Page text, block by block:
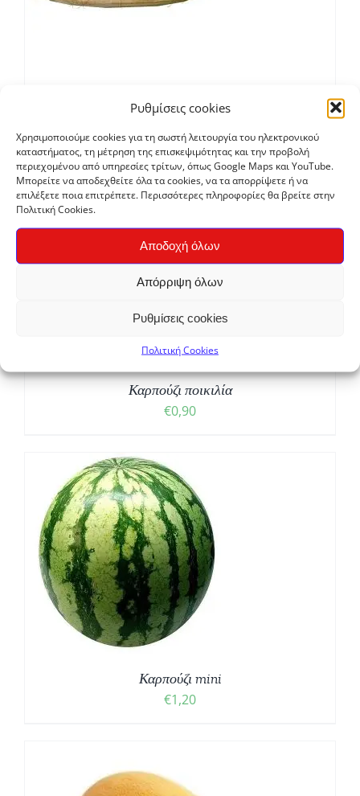
Ρυθμίσεις cookies
Χρησιμοποιούμε cookies για τη σωστή λειτουργία του ηλεκτρονικού
καταστήματος, τη μέτρηση της επισκεψιμότητας και την προβολή
περιεχομένου από υπηρεσίες τρίτων, όπως Google Maps και YouTube.
Μπορείτε να αποδεχθείτε όλα τα cookies, να τα απορρίψετε ή να
επιλέξετε ποια επιτρέπετε. Περισσότερες πληροφορίες θα βρείτε στην
Πολιτική Cookies.
Αποδοχή όλων
Απόρριψη όλων
Ρυθμίσεις cookies
Πολιτική Cookies
Καλαμπόκι
Καρπούζι ποικιλία
€0,90
Καρπούζι mini
€1,20